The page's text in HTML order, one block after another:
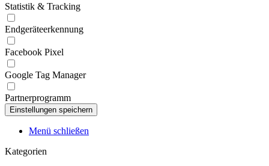
Statistik & Tracking
Endgeräteerkennung
Facebook Pixel
Google Tag Manager
Partnerprogramm
Menü schließen
Kategorien